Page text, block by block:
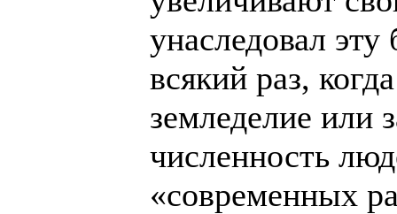
унаследовал
всякий раз,
земледелие или
численность
«современных